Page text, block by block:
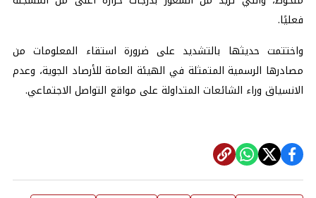
فعليًا.
واختتمت حديثها بالتشديد على ضرورة استقاء المعلومات من
مصادرها الرسمية المتمثلة في الهيئة العامة للأرصاد الجوية، وعدم
الانسياق وراء الشائعات المتداولة على مواقع التواصل الاجتماعي.